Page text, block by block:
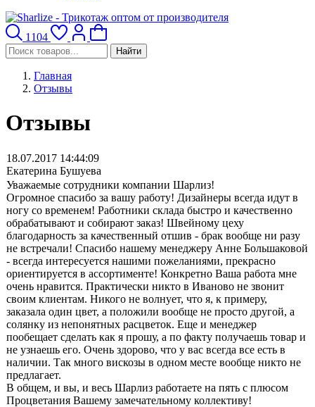
1104
Найти
Главная
Отзывы
Отзывы
18.07.2017 14:44:09
Екатерина Бушуева
Уважаемые сотрудники компании Шарлиз!
Огромное спасибо за вашу работу! Дизайнеры всегда идут в
ногу со временем! Работники склада быстро и качественно
обрабатывают и собирают заказ! Швейному цеху
благодарность за качественный отшив - брак вообще ни разу
не встречали! Спасибо нашему менеджеру Анне Большаковой
- всегда интересуется нашими пожеланиями, прекрасно
ориентируется в ассортименте! Конкретно Ваша работа мне
очень нравится. Практически никто в Иваново не звонит
своим клиентам. Никого не волнует, что я, к примеру,
заказала один цвет, а положили вообще не просто другой, а
солянку из непонятных расцветок. Еще и менеджер
пообещает сделать как я прошу, а по факту получаешь товар и
не узнаешь его. Очень здорово, что у вас всегда все есть в
наличии. Так много вискозы в одном месте вообще никто не
предлагает.
В общем, и вы, и весь Шарлиз работаете на пять с плюсом
Процветания Вашему замечательному коллективу!